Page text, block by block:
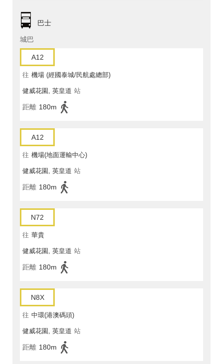
巴士
城巴
A12
往 機場 (經國泰城/民航處總部)
健威花園, 英皇道 站
距離 180m
A12
往 機場(地面運輸中心)
健威花園, 英皇道 站
距離 180m
N72
往 華貴
健威花園, 英皇道 站
距離 180m
N8X
往 中環(港澳碼頭)
健威花園, 英皇道 站
距離 180m